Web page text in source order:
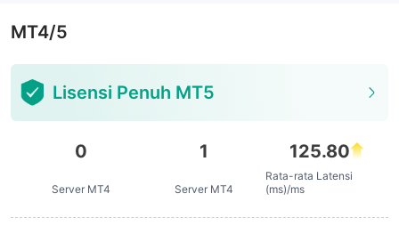
MT4/5
Lisensi Penuh MT5
0
Server MT4
1
Server MT4
125.80
Rata-rata Latensi
(ms)/ms